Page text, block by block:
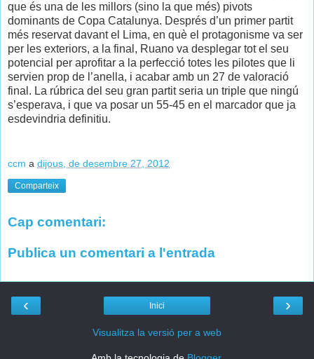
que és una de les millors (sino la que més) pivots
dominants de Copa Catalunya. Després d’un primer partit
més reservat davant el Lima, en què el protagonisme va ser
per les exteriors, a la final, Ruano va desplegar tot el seu
potencial per aprofitar a la perfecció totes les pilotes que li
servien prop de l’anella, i acabar amb un 27 de valoració
final. La rúbrica del seu gran partit seria un triple que ningú
s’esperava, i que va posar un 55-45 en el marcador que ja
esdevindria definitiu.
ccm a dijous, de desembre 27, 2012
Comparteix
Cap comentari:
Publica un comentari a l'entrada
‹ ›
Inici
Visualitza la versió per a web